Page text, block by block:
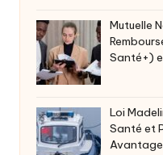
Mutuelle
Santé+)
Loi
Santé et